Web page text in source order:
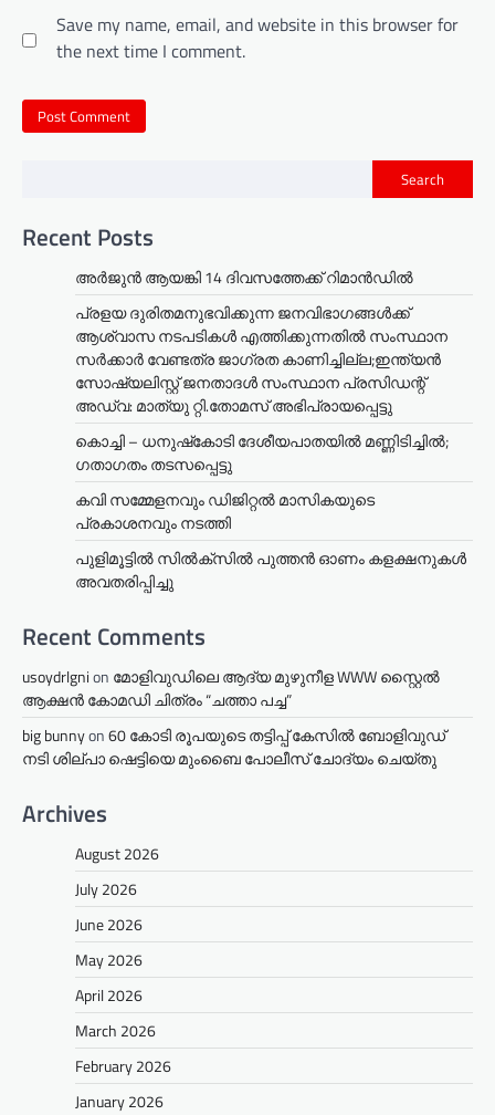
Save my name, email, and website in this browser for
the next time I comment.
Search
Recent Posts
അര്‍ജുന്‍ ആയങ്കി 14 ദിവസത്തേക്ക് റിമാന്‍ഡില്‍
പ്രളയ ദുരിതമനുഭവിക്കുന്ന ജനവിഭാഗങ്ങൾക്ക്
ആശ്വാസ നടപടികൾ എത്തിക്കുന്നതിൽ സംസ്ഥാന
സർക്കാർ വേണ്ടത്ര ജാഗ്രത കാണിച്ചില്ല;ഇന്ത്യൻ
സോഷ്യലിസ്റ്റ് ജനതാദൾ സംസ്ഥാന പ്രസിഡന്റ്
അഡ്വ: മാത്യു റ്റി.തോമസ് അഭിപ്രായപ്പെട്ടു
കൊച്ചി – ധനുഷ്‌കോടി ദേശീയപാതയിൽ മണ്ണിടിച്ചിൽ;
ഗതാഗതം തടസപ്പെട്ടു
കവി സമ്മേളനവും ഡിജിറ്റൽ മാസികയുടെ
പ്രകാശനവും നടത്തി
പുളിമൂട്ടിൽ സിൽക്‌സിൽ പുത്തൻ ഓണം കളക്ഷനുകൾ
അവതരിപ്പിച്ചു
Recent Comments
usoydrlgnion മോളിവുഡിലെ ആദ്യ മുഴുനീള WWW സ്റ്റൈൽ
ആക്ഷൻ കോമഡി ചിത്രം “ചത്താ പച്ച”
big bunnyon60 കോടി രൂപയുടെ തട്ടിപ്പ് കേസിൽ ബോളിവുഡ്
നടി ശില്പാ ഷെട്ടിയെ മുംബൈ പോലീസ് ചോദ്യം ചെയ്തു
Archives
August 2026
July 2026
June 2026
May 2026
April 2026
March 2026
February 2026
January 2026